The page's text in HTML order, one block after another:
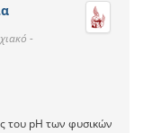
-
του pH των φυσικών